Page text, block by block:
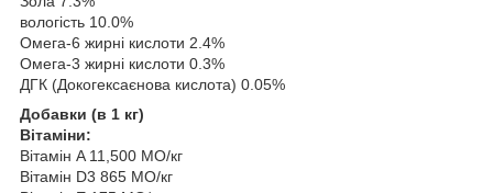
вологість 10.0%
Омега-6 жирні кислоти 2.4%
Омега-3 жирні кислоти 0.3%
ДГК (Докогексаєнова кислота) 0.05%
Добавки (в 1 кг)
Вітаміни:
Вітамін A 11,500 МО/кг
Вітамін D3 865 МО/кг